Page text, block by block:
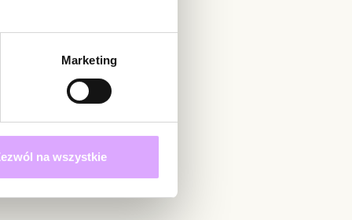
Marketing
na wszystkie
Dodaj opinię
Zapisz się